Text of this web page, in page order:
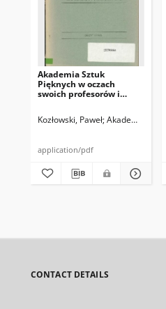
Akademia Sztuk
Pięknych w oczach
swoich profesorów i
ankietowych
Kozłowski, Paweł Akademia
application/pdf
CONTACT DETAILS